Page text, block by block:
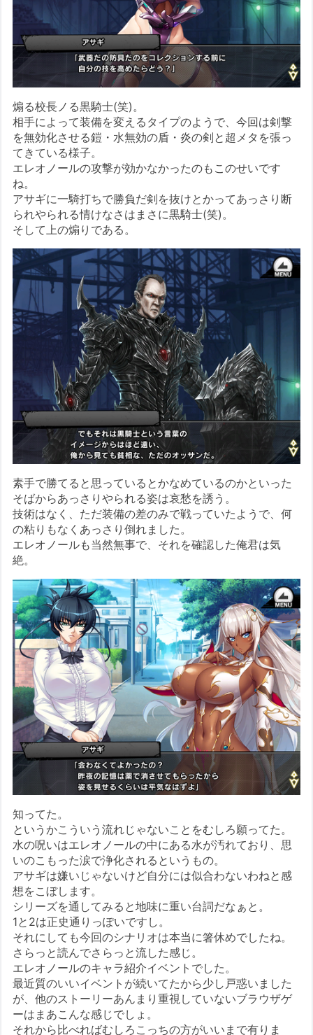
煽る校長ノる黒騎士(笑)。
相手によって装備を変えるタイプのようで、今回は剣撃
を無効化させる鎧・水無効の盾・炎の剣と超メタを張っ
てきている様子。
エレオノールの攻撃が効かなかったのもこのせいです
ね。
アサギに一騎打ちで勝負だ剣を抜けとかってあっさり断
られやられる情けなさはまさに黒騎士(笑)。
そして上の煽りである。
素手で勝てると思っているとかなめているのかといった
そばからあっさりやられる姿は哀愁を誘う。
技術はなく、ただ装備の差のみで戦っていたようで、何
の粘りもなくあっさり倒れました。
エレオノールも当然無事で、それを確認した俺君は気
絶。
知ってた。
というかこういう流れじゃないことをむしろ願ってた。
水の呪いはエレオノールの中にある水が汚れており、思
いのこもった涙で浄化されるというもの。
アサギは嫌いじゃないけど自分には似合わないわねと感
想をこぼします。
シリーズを通してみると地味に重い台詞だなぁと。
1と2は正史通りっぽいですし。
それにしても今回のシナリオは本当に箸休めでしたね。
さらっと読んでさらっと流した感じ。
エレオノールのキャラ紹介イベントでした。
最近質のいいイベントが続いてたから少し戸惑いました
が、他のストーリーあんまり重視していないブラウザゲ
ーはまあこんな感じでしょ。
それから比べればむしろこっちの方がいいまで有りま